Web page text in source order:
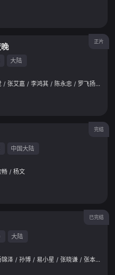
正片
大陆
/ 张艾嘉 / 李鸿其 / 陈永忠 / 罗飞扬 /
完结
中国大陆
畅 / 杨文
已完结
大陆
锦泽 / 孙博 / 易小星 / 张晓谦 / 张本煜